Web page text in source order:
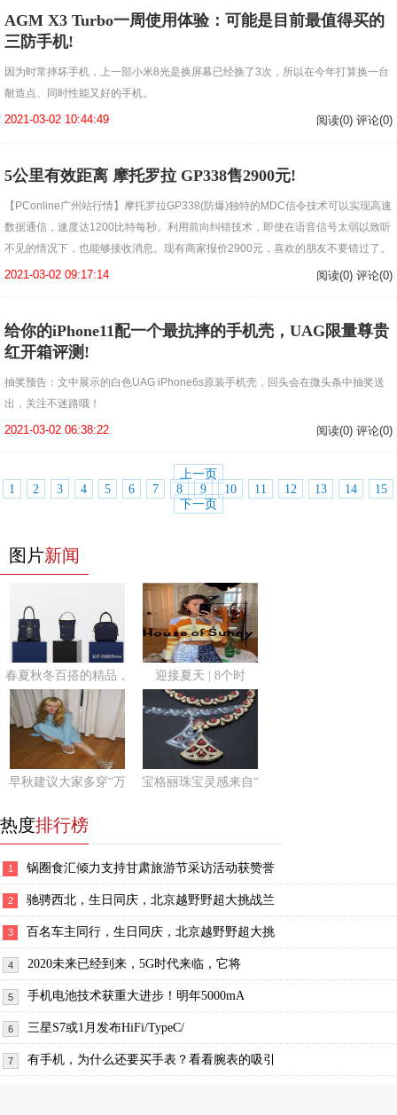
AGM X3 Turbo一周使用体验：可能是目前最值得买的
三防手机!
因为时常摔坏手机，上一部小米8光是换屏幕已经换了3次，所以在今年打算换一台
耐造点、同时性能又好的手机。
2021-03-02 10:44:49 阅读(0) 评论(0)
5公里有效距离 摩托罗拉 GP338售2900元!
【PConline广州站行情】摩托罗拉GP338(防爆)独特的MDC信令技术可以实现高速
数据通信，速度达1200比特每秒。利用前向纠错技术，即使在语音信号太弱以致听
不见的情况下，也能够接收消息。现有商家报价2900元，喜欢的朋友不要错过了。
2021-03-02 09:17:14 阅读(0) 评论(0)
给你的iPhone11配一个最抗摔的手机壳，UAG限量尊贵
红开箱评测!
抽奖预告：文中展示的白色UAG iPhone6s原装手机壳，回头会在微头条中抽奖送
出，关注不迷路哦！
2021-03-02 06:38:22 阅读(0) 评论(0)
上一页
1
2 3 4 5 6 7 8 9 10 11 12 13 14
15
下一页
图片新闻
春夏秋冬百搭的精品， 迎接夏天 | 8个时
早秋建议大家多穿“万 宝格丽珠宝灵感来自“
热度排行榜
1 锅圈食汇倾力支持甘肃旅游节采访活动获赞誉
2 驰骋西北，生日同庆，北京越野野超大挑战兰
3 百名车主同行，生日同庆，北京越野野超大挑
4 2020未来已经到来，5G时代来临，它将
5 手机电池技术获重大进步！明年5000mA
6 三星S7或1月发布HiFi/TypeC/
7 有手机，为什么还要买手表？看看腕表的吸引